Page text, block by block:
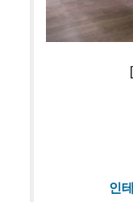
[사진]연기
인